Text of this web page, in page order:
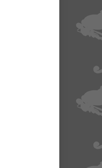
ma doc